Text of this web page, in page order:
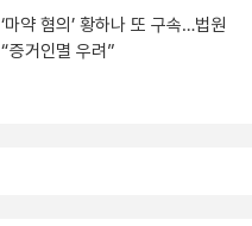
‘마약 혐의’ 황하나 또 구속…법원
“증거인멸 우려”